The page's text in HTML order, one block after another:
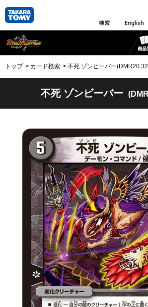
検索 English
トップ カード検索 不死 ゾンビーバー(DMR20
不死 ゾンビーバー